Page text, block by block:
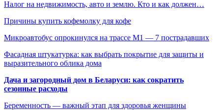
Налог на недвижимость, авто и землю. Кто и как должен…
Причины купить кофемолку для кофе
Микроавтобус опрокинулся на трассе М1 — 7 пострадавших
Фасадная штукатурка: как выбрать покрытие для защиты и
выразительного облика дома
Дача и загородный дом в Беларуси: как сократить
сезонные расходы
Беременность — важный этап для здоровья женщины